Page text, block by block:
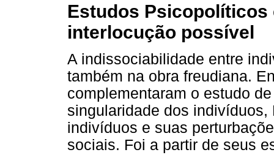
Estudos Psicopolíticos
interlocução possível
A indissociabilidade entre
também na obra freudiana.
complementaram o estudo
singularidade dos
indivíduos e suas
sociais. Foi a partir de seus